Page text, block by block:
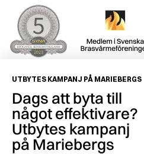
Smidig betalning
UTBYTES KAMPANJ PÅ MARIEBERGS
Dags att byta till
något effektivare?
Utbytes kampanj
på Mariebergs